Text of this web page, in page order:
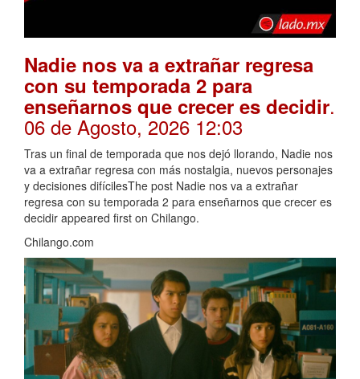
Nadie nos va a extrañar regresa
con su temporada 2 para
enseñarnos que crecer es decidir.
06 de Agosto, 2026 12:03
Tras un final de temporada que nos dejó llorando, Nadie nos
va a extrañar regresa con más nostalgia, nuevos personajes
y decisiones difícilesThe post Nadie nos va a extrañar
regresa con su temporada 2 para enseñarnos que crecer es
decidir appeared first on Chilango.
Chilango.com